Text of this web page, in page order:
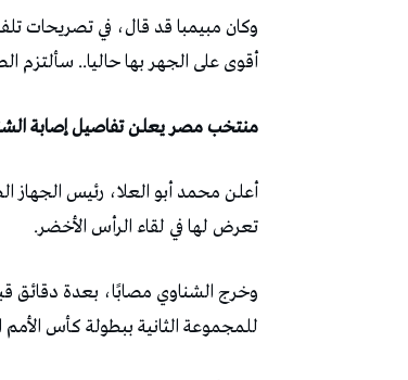
وكان مبيمبا قد قال، في تصريحات
أقوى على الجهر بها حاليا..
منتخب مصر يعلن تفاصيل إصابة
أعلن محمد أبو العلا، رئيس الجهاز
تعرض لها في لقاء الرأس الأخضر.
للمجموعة الثانية ببطولة كأس الأمم